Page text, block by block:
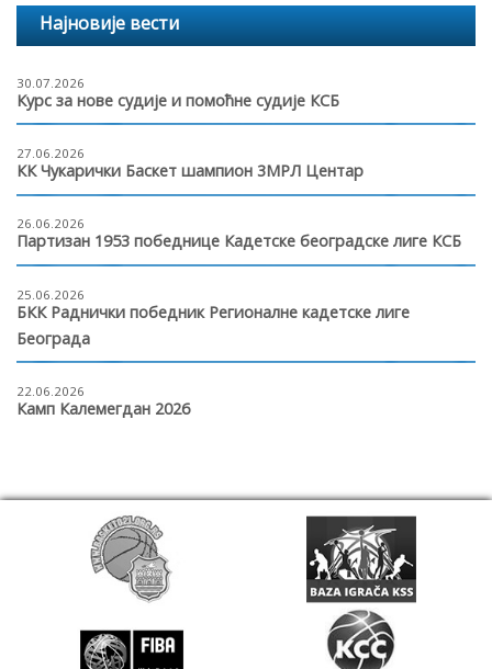
Најновије вести
30.07.2026
Курс за нове судије и помоћне судије КСБ
27.06.2026
КК Чукарички Баскет шампион 3МРЛ Центар
26.06.2026
Партизан 1953 победнице Кадетске београдске лиге КСБ
25.06.2026
БКК Раднички победник Регионалне кадетске лиге
Београда
22.06.2026
Камп Калемегдан 2026